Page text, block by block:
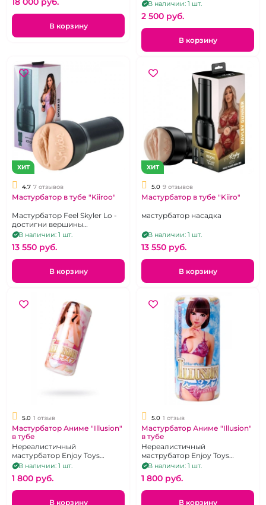
приложению
В корзину
Extra Gentle
В наличии: 1 шт.
2 500 pуб.
В корзину
ХИТ
4.7 7 отзывов
Мастурбатор в тубе "Kiiroo"
Мастурбатор Feel Skyler Lo -
достигни вершины
наслаждения с горячей
американкой!
В наличии: 1 шт.
13 550 pуб.
В корзину
ХИТ
5.0 9 отзывов
Мастурбатор в тубе "Kiiro"
мастурбатор насадка
В наличии: 1 шт.
13 550 pуб.
В корзину
5.0 1 отзыв
Мастурбатор Аниме "Illusion"
в тубе
Нереалистичный
мастурбатор Enjoy Toys
Illusion
В наличии: 1 шт.
1 800 pуб.
В корзину
5.0 1 отзыв
Мастурбатор Аниме "Illusion"
в тубе
Нереалистичный
маструбатор Enjoy Toys
Illusion 2
В наличии: 1 шт.
1 800 pуб.
В корзину